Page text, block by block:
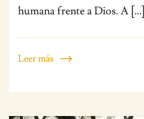
humana frente a Dios. A […]
Leer más